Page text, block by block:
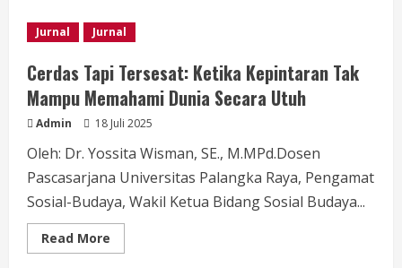
Jilah
Bukan
Tapi
Pejuang
Adat
Dayak
Jurnal Jurnal
Cerdas Tapi Tersesat: Ketika Kepintaran Tak
Mampu Memahami Dunia Secara Utuh
Admin 18 Juli 2025
Oleh: Dr. Yossita Wisman, SE., M.MPd.Dosen
Pascasarjana Universitas Palangka Raya, Pengamat
Sosial-Budaya, Wakil Ketua Bidang Sosial Budaya...
Read More
more